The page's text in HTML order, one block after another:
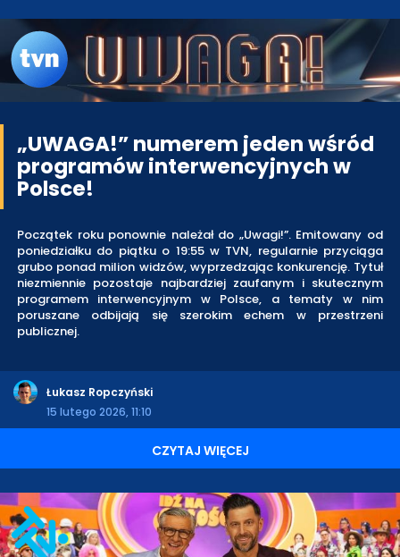
„UWAGA!” numerem jeden wśród
programów interwencyjnych w
Polsce!
Początek roku ponownie należał do „Uwagi!”. Emitowany od
poniedziałku do piątku o 19:55 w TVN, regularnie przyciąga
grubo ponad milion widzów, wyprzedzając konkurencję. Tytuł
niezmiennie pozostaje najbardziej zaufanym i skutecznym
programem interwencyjnym w Polsce, a tematy w nim
poruszane odbijają się szerokim echem w przestrzeni
publicznej.
Łukasz Ropczyński
15 lutego 2026, 11:10
CZYTAJ WIĘCEJ